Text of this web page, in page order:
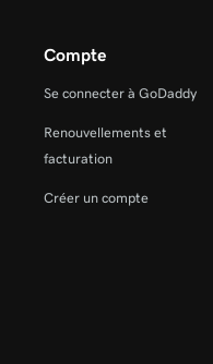
Compte
Se connecter à GoDaddy
Renouvellements et
facturation
Créer un compte